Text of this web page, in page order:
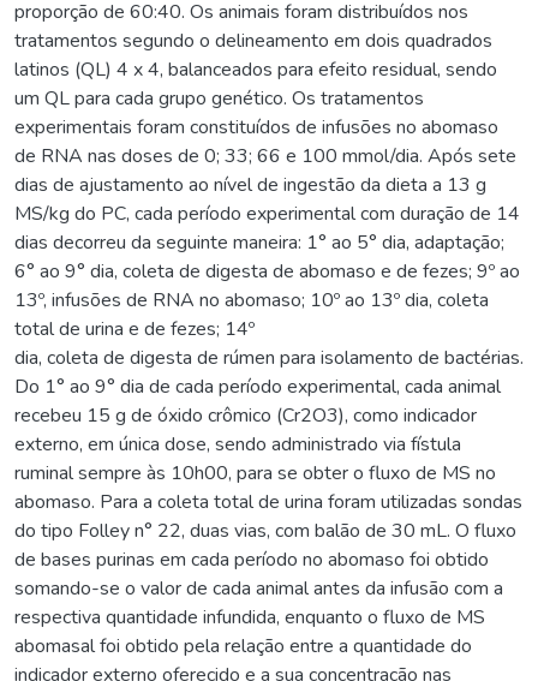
proporção de 60:40. Os animais foram distribuídos nos
tratamentos segundo o delineamento em dois quadrados
latinos (QL) 4 x 4, balanceados para efeito residual, sendo
um QL para cada grupo genético. Os tratamentos
experimentais foram constituídos de infusões no abomaso
de RNA nas doses de 0; 33; 66 e 100 mmol/dia. Após sete
dias de ajustamento ao nível de ingestão da dieta a 13 g
MS/kg do PC, cada período experimental com duração de 14
dias decorreu da seguinte maneira: 1° ao 5° dia, adaptação;
6° ao 9° dia, coleta de digesta de abomaso e de fezes; 9º ao
13º, infusões de RNA no abomaso; 10º ao 13º dia, coleta
total de urina e de fezes; 14º
dia, coleta de digesta de rúmen para isolamento de bactérias.
Do 1° ao 9° dia de cada período experimental, cada animal
recebeu 15 g de óxido crômico (Cr2O3), como indicador
externo, em única dose, sendo administrado via fístula
ruminal sempre às 10h00, para se obter o fluxo de MS no
abomaso. Para a coleta total de urina foram utilizadas sondas
do tipo Folley n° 22, duas vias, com balão de 30 mL. O fluxo
de bases purinas em cada período no abomaso foi obtido
somando-se o valor de cada animal antes da infusão com a
respectiva quantidade infundida, enquanto o fluxo de MS
abomasal foi obtido pela relação entre a quantidade do
indicador externo oferecido e a sua concentração nas